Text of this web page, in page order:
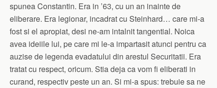
spunea Constantin. Era in ’63, cu un an inainte de
eliberare. Era legionar, incadrat cu Steinhard… care mi-a
fost si el apropiat, desi ne-am intalnit tangential. Noica
avea ideiile lui, pe care mi le-a impartasit atunci pentru ca
auzise de legenda evadatului din arestul Securitatii. Era
tratat cu respect, oricum. Stia deja ca vom fi eliberati in
curand, respectiv peste un an. Si mi-a spus: trebuie sa ne